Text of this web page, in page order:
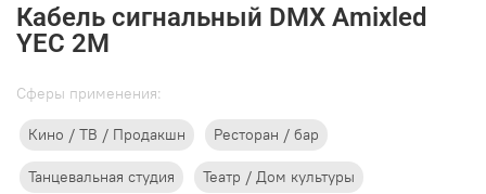
Кабель сигнальный DMX Amixled
YEC 2М
Cферы применения:
Кино / ТВ / Продакшн Ресторан / бар
Танцевальная студия Театр / Дом культуры